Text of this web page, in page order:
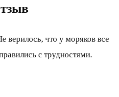
верилось, что у моряков все
с трудностями.